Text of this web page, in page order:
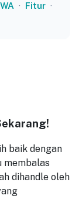
· Fitur ·
baik dengan
membalas
dihandle oleh